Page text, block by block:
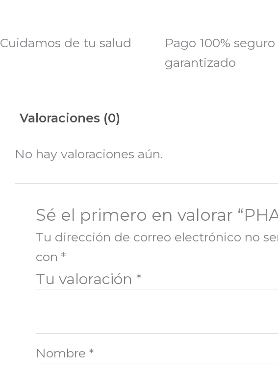
Cuidamos de tu salud
Pago 100%
garantizado
Valoraciones (0)
No hay valoraciones aún.
Sé el primero en valorar
Tu dirección de correo electrónico no
con *
Tu valoración *
Nombre *